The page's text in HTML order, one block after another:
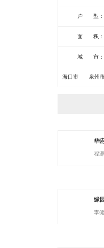
户 型：
面 积：
城 市：
海口市 泉州
华
程
缘
李